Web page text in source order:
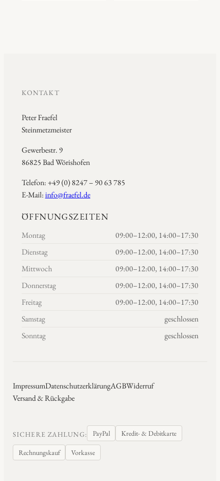
KONTAKT
Peter Fraefel
Steinmetzmeister
Gewerbestr. 9
86825 Bad Wörishofen
Telefon: +49 (0) 8247 – 90 63 785
E-Mail:info@fraefel.de
ÖFFNUNGSZEITEN
Montag
09:00–12:00, 14:00–17:30
Dienstag
09:00–12:00, 14:00–17:30
Mittwoch
09:00–12:00, 14:00–17:30
Donnerstag
09:00–12:00, 14:00–17:30
Freitag
09:00–12:00, 14:00–17:30
Samstag
geschlossen
Sonntag
geschlossen
ImpressumDatenschutzerklärungAGBWiderruf
Versand & Rückgabe
SICHERE ZAHLUNG: PayPal Kredit- & Debitkarte
Rechnungskauf Vorkasse